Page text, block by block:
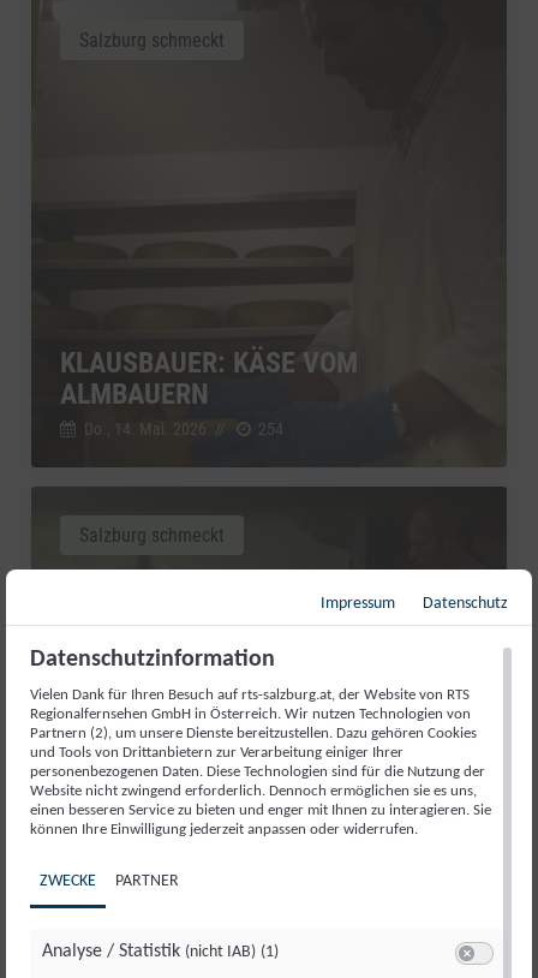
KLAUSBAUER: KÄSE VOM
ALMBAUERN
Do., 14. Mai. 2026 // 254
Salzburg schmeckt
UMWEGE
Salzburg schmeckt
Impressum Datenschutz
Datenschutzinformation
Vielen Dank für Ihren Besuch auf rts-salzburg.at, der Website von RTS
Regionalfernsehen GmbH in Österreich. Wir nutzen Technologien von
Partnern (2), um unsere Dienste bereitzustellen. Dazu gehören Cookies
und Tools von Drittanbietern zur Verarbeitung einiger Ihrer
personenbezogenen Daten. Diese Technologien sind für die Nutzung der
Website nicht zwingend erforderlich. Dennoch ermöglichen sie es uns,
einen besseren Service zu bieten und enger mit Ihnen zu interagieren. Sie
können Ihre Einwilligung jederzeit anpassen oder widerrufen.
ZWECKE PARTNER
Analyse / Statistik (nicht IAB) (1)